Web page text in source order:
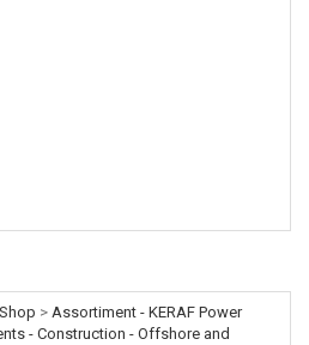
> Assortiment - KERAF Power
- Construction - Offshore and